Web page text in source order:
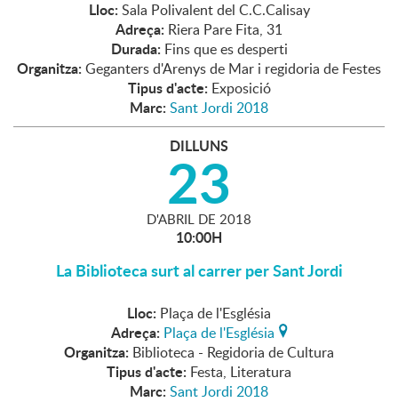
Lloc: Sala Polivalent del C.C.Calisay
Adreça: Riera Pare Fita, 31
Durada: Fins que es desperti
Organitza: Geganters d'Arenys de Mar i regidoria de Festes
Tipus d'acte: Exposició
Marc: Sant Jordi 2018
DILLUNS
23
D'ABRIL DE 2018
10:00H
La Biblioteca surt al carrer per Sant Jordi
Lloc: Plaça de l'Església
Adreça: Plaça de l'Església
Organitza: Biblioteca - Regidoria de Cultura
Tipus d'acte: Festa, Literatura
Marc: Sant Jordi 2018